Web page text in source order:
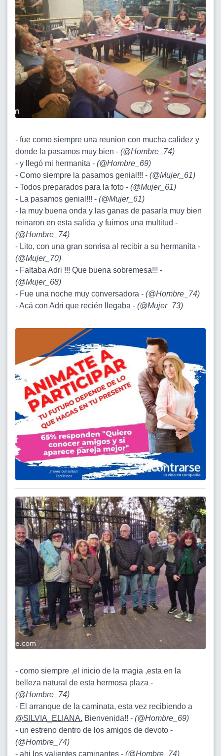
- fue como siempre una reunion con mucha calidez y
donde la pasamos muy bien - (@Hombre_74)
- y llegó mi hermanita - (@Hombre_69)
- Como siempre la pasamos genial!!! - (@Mujer_61)
- Todos preparados para la foto - (@Mujer_61)
- La pasamos genial!!! - (@Mujer_61)
- la muy buena onda y las ganas de pasarla muy bien
reinaron en esta salida ,y fuimos una multitud -
(@Hombre_74)
- Lito, con una gran sonrisa al recibir a su hermanita -
(@Mujer_70)
- Faltaba Adri !!! Que buena sobremesa!!! -
(@Mujer_68)
- Fue una noche muy conversadora - (@Hombre_74)
- Acá con Adri que recién llegaba - (@Mujer_73)
- como siempre ,el inicio de la magia ,esta en la
belleza natural de esta hermosa plaza -
(@Hombre_74)
- El arranque de la caminata, esta vez recibiendo a
@SILVIA_ELIANA. Bienvenida!! - (@Hombre_69)
- un estreno dentro de los amigos de devoto -
(@Hombre_74)
- ahi los valientes caminantes - (@Hombre_74)